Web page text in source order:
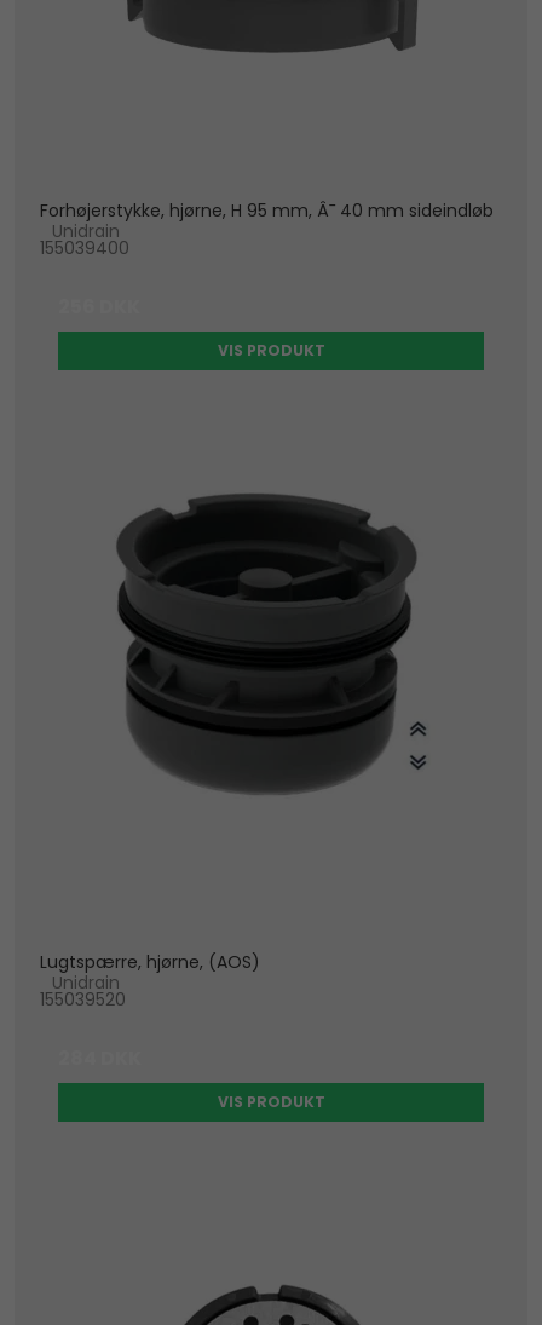
Forhøjerstykke, hjørne, H 95 mm, Â¯ 40 mm sideindløb
Unidrain
155039400
VIS PRODUKT
Lugtspærre, hjørne, (AOS)
Unidrain
155039520
VIS PRODUKT